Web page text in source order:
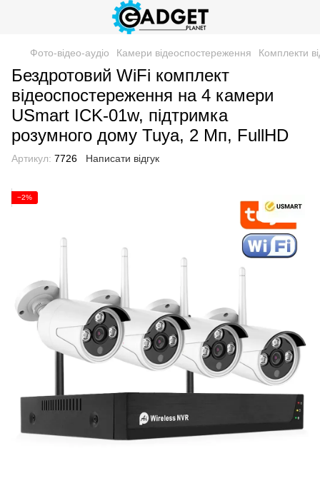
Фото-відео-аудіо Камери відеоспостереження Комплекти
Бездротовий WiFi комплект
відеоспостереження на 4 камери
USmart ICK-01w, підтримка
розумного дому Tuya, 2 Мп, FullHD
Артикул: 7726 Написати відгук
−2%